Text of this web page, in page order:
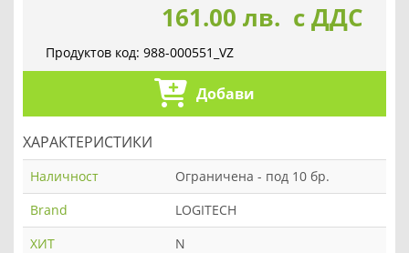
161.00 лв. с ДДС
Продуктов код: 988-000551_VZ
Добави
ХАРАКТЕРИСТИКИ
Наличност
Ограничена - под 10 бр.
Brand
LOGITECH
ХИТ
N